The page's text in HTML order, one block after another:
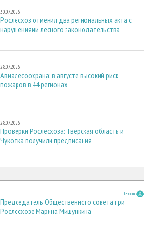
30.07.2026
Рослесхоз отменил два региональных акта с
нарушениями лесного законодательства
28.07.2026
Авиалесоохрана: в августе высокий риск
пожаров в 44 регионах
28.07.2026
Проверки Рослесхоза: Тверская область и
Чукотка получили предписания
Персона
Председатель Общественного совета при
Рослесхозе Марина Мишункина